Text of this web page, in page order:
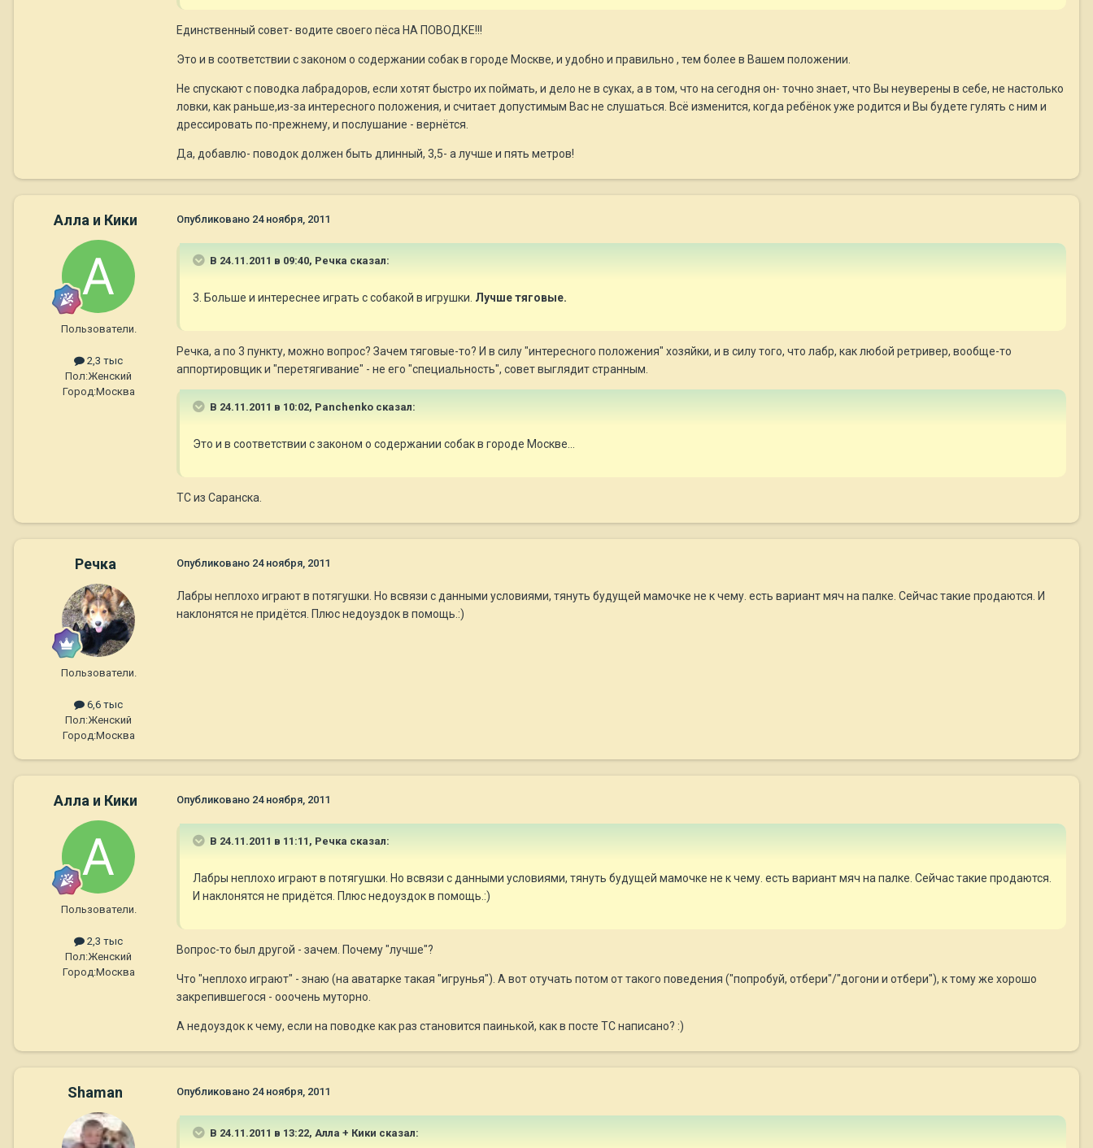
Единственный совет- водите своего пёса НА ПОВОДКЕ!!!
Это и в соответствии с законом о содержании собак в городе Москве, и удобно и правильно , тем более в Вашем положении.
Не спускают с поводка лабрадоров, если хотят быстро их поймать, и дело не в суках, а в том, что на сегодня он- точно знает, что Вы неуверены в себе, не настолько
ловки, как раньше,из-за интересного положения, и считает допустимым Вас не слушаться. Всё изменится, когда ребёнок уже родится и Вы будете гулять с ним и
дрессировать по-прежнему, и послушание - вернётся.
Да, добавлю- поводок должен быть длинный, 3,5- а лучше и пять метров!
Алла и Кики
Пользователи.
2,3 тыс
Пол:Женский
Город:Москва
Опубликовано 24 ноября, 2011
В 24.11.2011 в 09:40, Речка сказал:
3. Больше и интереснее играть с собакой в игрушки. Лучше тяговые.
Речка, а по 3 пункту, можно вопрос? Зачем тяговые-то? И в силу "интересного положения" хозяйки, и в силу того, что лабр, как любой ретривер, вообще-то
аппортировщик и "перетягивание" - не его "специальность", совет выглядит странным.
В 24.11.2011 в 10:02, Panchenko сказал:
Это и в соответствии с законом о содержании собак в городе Москве...
ТС из Саранска.
Речка
Пользователи.
6,6 тыс
Пол:Женский
Город:Москва
Опубликовано 24 ноября, 2011
Лабры неплохо играют в потягушки. Но всвязи с данными условиями, тянуть будущей мамочке не к чему. есть вариант мяч на палке. Сейчас такие продаются. И
наклонятся не придётся. Плюс недоуздок в помощь.:)
Алла и Кики
Пользователи.
2,3 тыс
Пол:Женский
Город:Москва
Опубликовано 24 ноября, 2011
В 24.11.2011 в 11:11, Речка сказал:
Лабры неплохо играют в потягушки. Но всвязи с данными условиями, тянуть будущей мамочке не к чему. есть вариант мяч на палке. Сейчас такие продаются.
И наклонятся не придётся. Плюс недоуздок в помощь.:)
Вопрос-то был другой - зачем. Почему "лучше"?
Что "неплохо играют" - знаю (на аватарке такая "игрунья"). А вот отучать потом от такого поведения ("попробуй, отбери"/"догони и отбери"), к тому же хорошо
закрепившегося - ооочень муторно.
А недоуздок к чему, если на поводке как раз становится паинькой, как в посте ТС написано? :)
Shaman Опубликовано 24 ноября, 2011
В 24.11.2011 в 13:22, Алла + Кики сказал: